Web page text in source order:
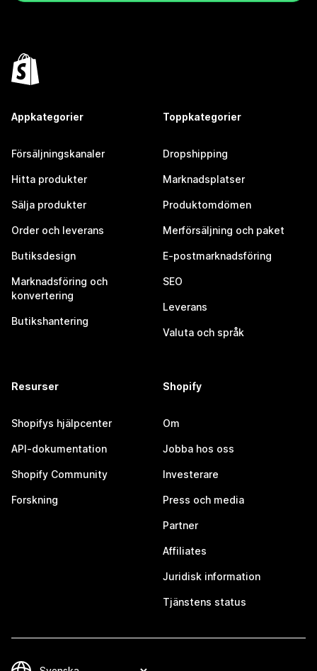
Appkategorier
Försäljningskanaler
Hitta produkter
Sälja produkter
Order och leverans
Butiksdesign
Marknadsföring och
konvertering
Butikshantering
Toppkategorier
Dropshipping
Marknadsplatser
Produktomdömen
Merförsäljning och paket
E-postmarknadsföring
SEO
Leverans
Valuta och språk
Resurser
Shopifys hjälpcenter
API-dokumentation
Shopify Community
Forskning
Shopify
Om
Jobba hos oss
Investerare
Press och media
Partner
Affiliates
Juridisk information
Tjänstens status